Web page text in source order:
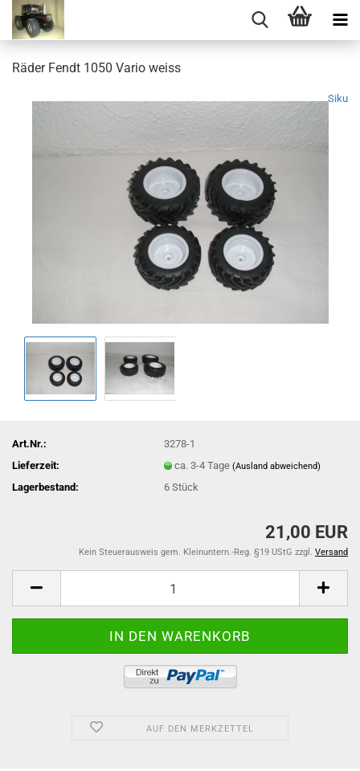
Räder Fendt 1050 Vario weiss
Siku
Art.Nr.:
3278-1
Lieferzeit:
ca. 3-4 Tage(Ausland abweichend)
Lagerbestand: 6Stück
21,00 EUR
Kein Steuerausweis gem. Kleinuntern.-Reg. §19 UStG zzgl. Versand
AUF DEN MERKZETTEL